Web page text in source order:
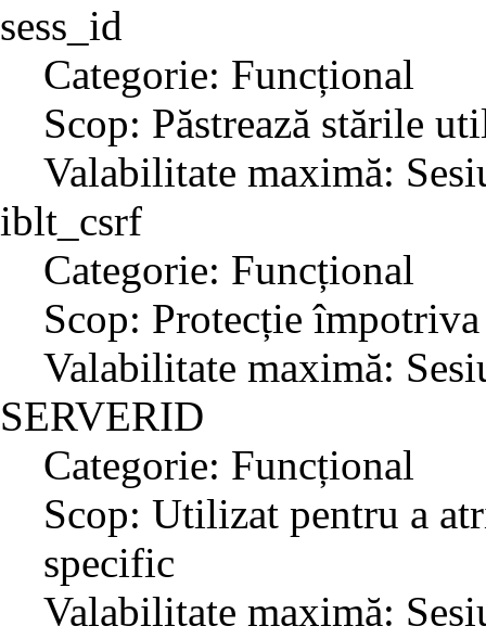
sess_id
Categorie: Funcțional
Scop: Păstrează stările
Valabilitate maximă:
iblt_csrf
Categorie: Funcțional
Scop: Protecție
Valabilitate maximă:
SERVERID
Categorie: Funcțional
Scop: Utilizat pentru a
specific
Valabilitate maximă: